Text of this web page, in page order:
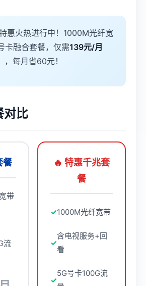
惠火热进行中！1000M光纤宽
卡融合套餐，仅需139元/月
，每月省60元！
对比
餐
带
流
🔥 特惠千兆套
餐
1000M光纤宽带
含电视服务+回
看
5G号卡100G流